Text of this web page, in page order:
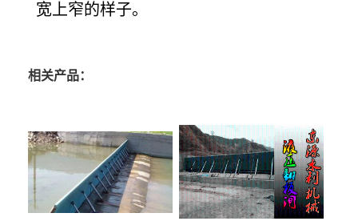
宽上窄的样子。
相关产品：